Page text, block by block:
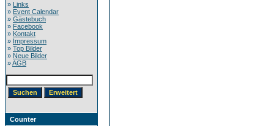
» Links
» Event Calendar
» Gästebuch
» Facebook
» Kontakt
» Impressum
» Top Bilder
» Neue Bilder
»AGB
Counter